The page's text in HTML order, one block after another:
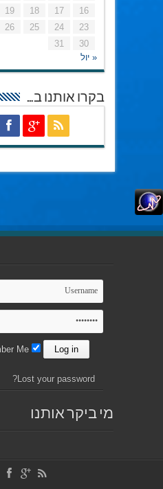
16
17
18
19
23
24
25
26
30
31
« יול
בקרו אותנו ב…
Lost your password?
מי ביקר אותנו